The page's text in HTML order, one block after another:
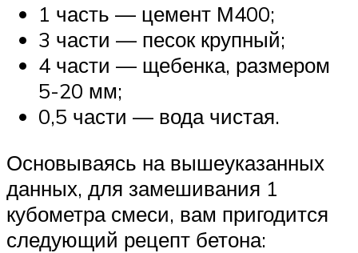
1 часть — цемент М400;
3 части — песок крупный;
4 части — щебенка, размером
5-20 мм;
0,5 части — вода чистая.
Основываясь на вышеуказанных
данных, для замешивания 1
кубометра смеси, вам пригодится
следующий рецепт бетона: